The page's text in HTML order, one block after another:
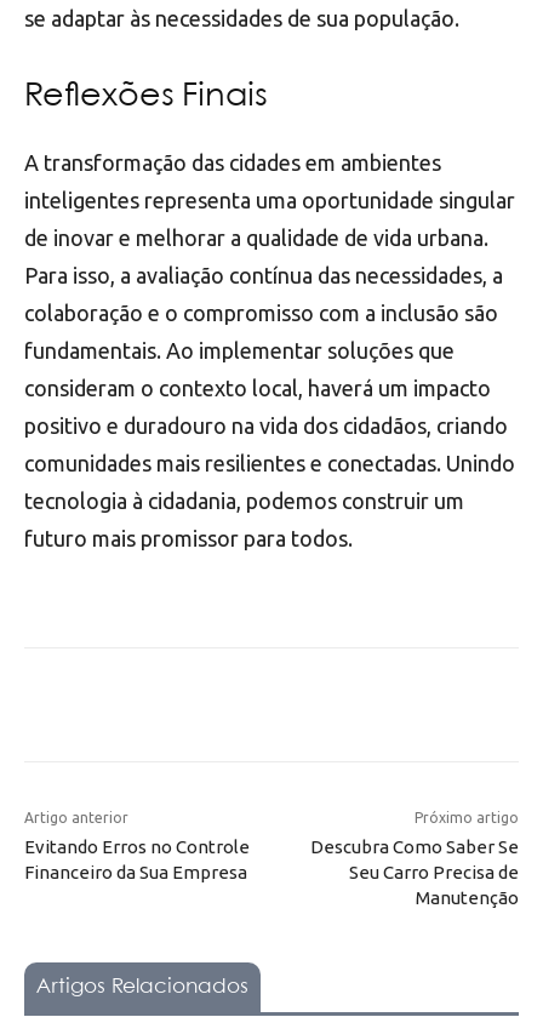
se adaptar às necessidades de sua população.
Reflexões Finais
A transformação das cidades em ambientes
inteligentes representa uma oportunidade singular
de inovar e melhorar a qualidade de vida urbana.
Para isso, a avaliação contínua das necessidades, a
colaboração e o compromisso com a inclusão são
fundamentais. Ao implementar soluções que
consideram o contexto local, haverá um impacto
positivo e duradouro na vida dos cidadãos, criando
comunidades mais resilientes e conectadas. Unindo
tecnologia à cidadania, podemos construir um
futuro mais promissor para todos.
Artigo anterior
Evitando Erros no Controle
Financeiro da Sua Empresa
Próximo artigo
Descubra Como Saber Se
Seu Carro Precisa de
Manutenção
Artigos Relacionados